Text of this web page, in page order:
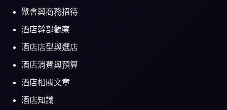
聚會與商務招待
酒店幹部觀察
酒店店型與選店
酒店消費與預算
酒店相關文章
酒店知識